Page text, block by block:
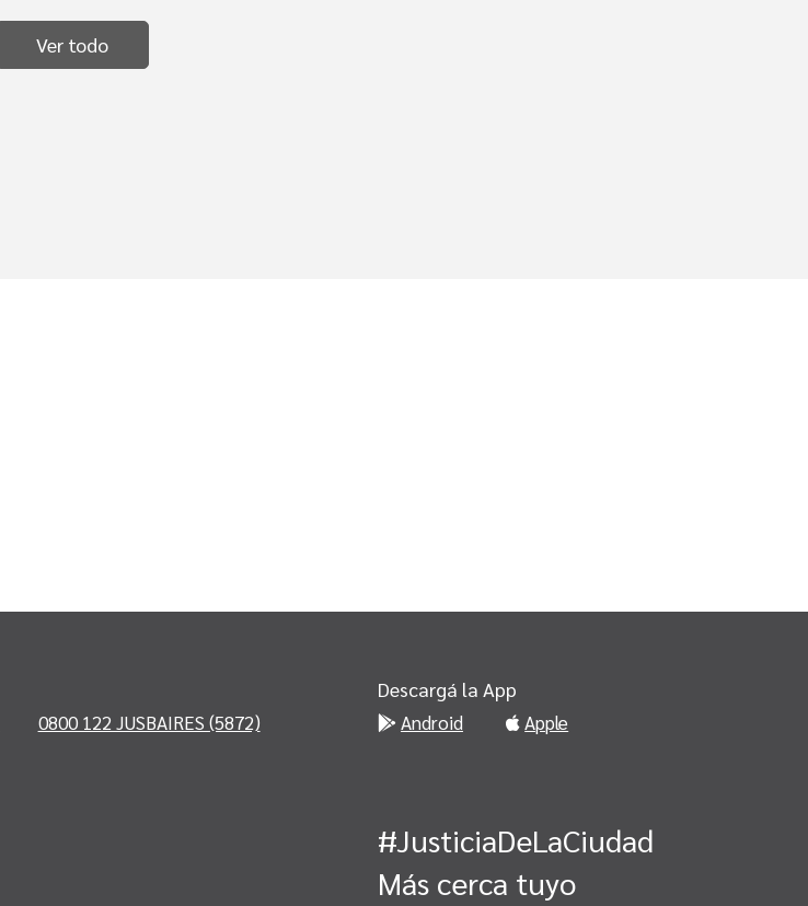
Ver todo
0800 122 JUSBAIRES (5872)
Descargá la App
Android Apple
#JusticiaDeLaCiudad
Más cerca tuyo